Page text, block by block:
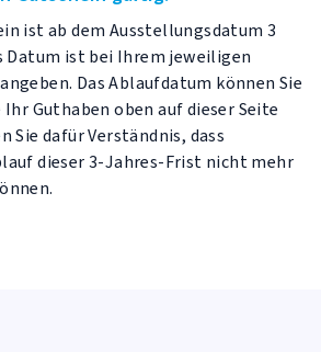
ist ab dem Ausstellungsdatum 3
Datum ist bei Ihrem jeweiligen
Das Ablaufdatum können Sie
Guthaben oben auf dieser Seite
Sie dafür Verständnis, dass
dieser 3-Jahres-Frist nicht mehr